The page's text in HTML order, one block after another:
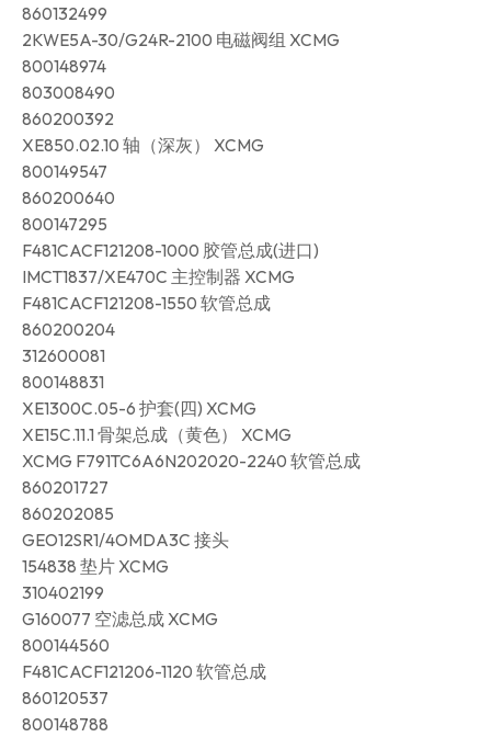
860132499
2KWE5A-30/G24R-2100 电磁阀组 XCMG
800148974
803008490
860200392
XE850.02.10 轴（深灰） XCMG
800149547
860200640
800147295
F481CACF121208-1000 胶管总成(进口)
IMCT1837/XE470C 主控制器 XCMG
F481CACF121208-1550 软管总成
860200204
312600081
800148831
XE1300C.05-6 护套(四) XCMG
XE15C.11.1 骨架总成（黄色） XCMG
XCMG F791TC6A6N202020-2240 软管总成
860201727
860202085
GEO12SR1/4OMDA3C 接头
154838 垫片 XCMG
310402199
G160077 空滤总成 XCMG
800144560
F481CACF121206-1120 软管总成
860120537
800148788